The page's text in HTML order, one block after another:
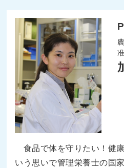
食品で体を守りたい！健
いう思いで管理栄養士の国